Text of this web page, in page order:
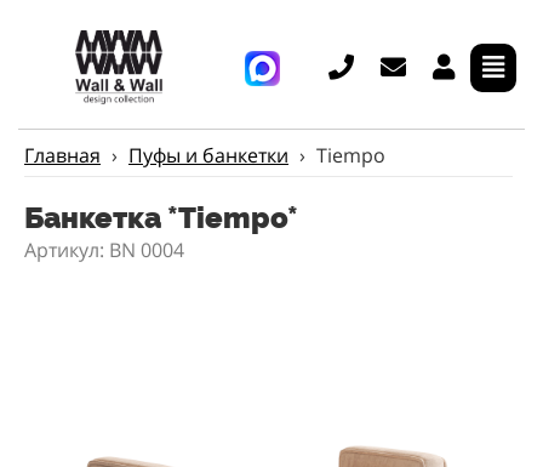
Главная › Пуфы и банкетки › Tiempo
Банкетка *Tiempo*
Артикул: BN 0004